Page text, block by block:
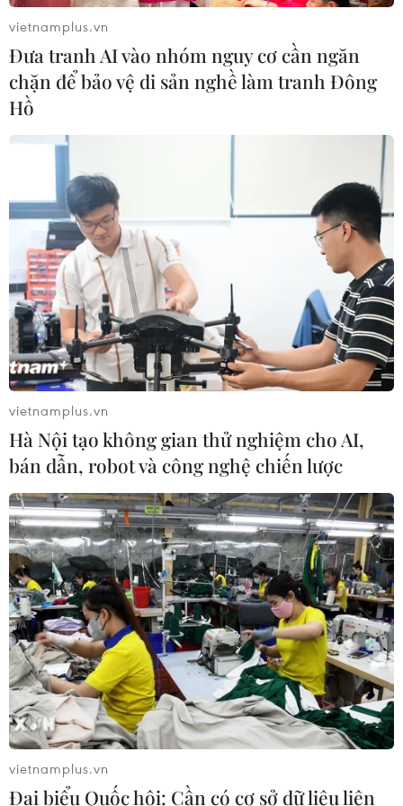
tỉnh thành Nga
02/08/2026 15:54
Nga ngăn chặn hàng loạt vụ tấn công
ở miền Trung và Nam
02/08/2026 15:19
Ukraine đề nghị UAE hỗ trợ bảo đảm
an ninh hàng hải Biển Đen
02/08/2026 12:38
Xem thêm
Tổng Biên tập: TRẦN TIẾN DUẨN
Phó Tổng Biên tập: NGUYỄN THỊ TÁM, KHÚC THANH
THỦY
Sở hữu trí tuệ
Quy định sử dụng
RSS
Hỗ trợ
Ngôn ngữ
TTXVN
Dịch vụ tin
Quảng cáo
Liên hệ
vietnamplus.vn
Đưa tranh AI vào nhóm nguy cơ cần ngăn
chặn để bảo vệ di sản nghề làm tranh Đông
Hồ
vietnamplus.vn
Hà Nội tạo không gian thử nghiệm cho AI,
bán dẫn, robot và công nghệ chiến lược
vietnamplus.vn
Đại biểu Quốc hội: Cần có cơ sở dữ liệu liên